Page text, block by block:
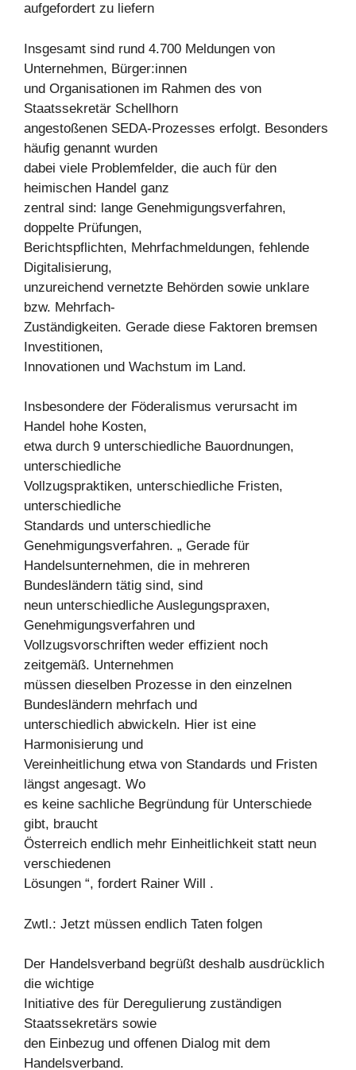
aufgefordert zu liefern
Insgesamt sind rund 4.700 Meldungen von
Unternehmen, Bürger:innen
und Organisationen im Rahmen des von
Staatssekretär Schellhorn
angestoßenen SEDA-Prozesses erfolgt. Besonders
häufig genannt wurden
dabei viele Problemfelder, die auch für den
heimischen Handel ganz
zentral sind: lange Genehmigungsverfahren,
doppelte Prüfungen,
Berichtspflichten, Mehrfachmeldungen, fehlende
Digitalisierung,
unzureichend vernetzte Behörden sowie unklare
bzw. Mehrfach-
Zuständigkeiten. Gerade diese Faktoren bremsen
Investitionen,
Innovationen und Wachstum im Land.
Insbesondere der Föderalismus verursacht im
Handel hohe Kosten,
etwa durch 9 unterschiedliche Bauordnungen,
unterschiedliche
Vollzugspraktiken, unterschiedliche Fristen,
unterschiedliche
Standards und unterschiedliche
Genehmigungsverfahren. „ Gerade für
Handelsunternehmen, die in mehreren
Bundesländern tätig sind, sind
neun unterschiedliche Auslegungspraxen,
Genehmigungsverfahren und
Vollzugsvorschriften weder effizient noch
zeitgemäß. Unternehmen
müssen dieselben Prozesse in den einzelnen
Bundesländern mehrfach und
unterschiedlich abwickeln. Hier ist eine
Harmonisierung und
Vereinheitlichung etwa von Standards und Fristen
längst angesagt. Wo
es keine sachliche Begründung für Unterschiede
gibt, braucht
Österreich endlich mehr Einheitlichkeit statt neun
verschiedenen
Lösungen “, fordert Rainer Will .
Zwtl.: Jetzt müssen endlich Taten folgen
Der Handelsverband begrüßt deshalb ausdrücklich
die wichtige
Initiative des für Deregulierung zuständigen
Staatssekretärs sowie
den Einbezug und offenen Dialog mit dem
Handelsverband.